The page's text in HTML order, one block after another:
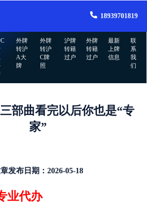
18939701819
外牌
转沪
A大
牌
外牌
转沪
C牌
照
沪牌
转籍
过户
外牌
转籍
过户
最新
上牌
信息
联
系
我
们
部曲看完以后你也是“专
家”
发布日期： 2026-05-18
业代办